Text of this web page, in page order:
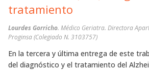
tratamiento
Lourdes Gorricho. Médico Geriatra. Directora
Proginsa (Colegiado N. 3103757)
En la tercera y última entrega de este
del diagnóstico y el tratamiento del